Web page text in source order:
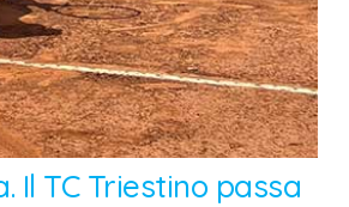
Il TC Triestino passa